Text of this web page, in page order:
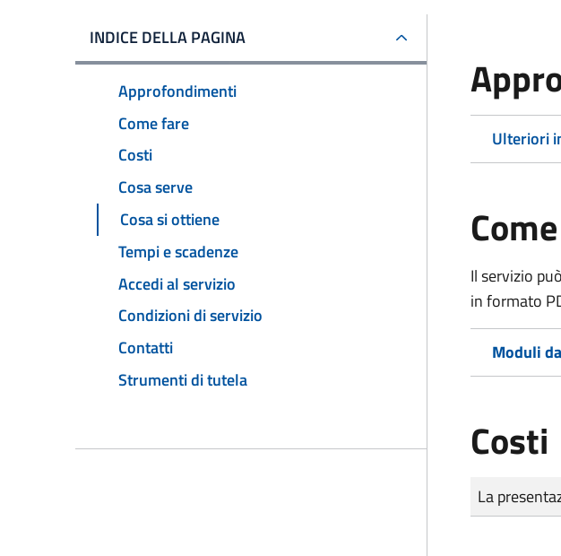
INDICE DELLA PAGINA
Approfondimenti
Come fare
Costi
Cosa serve
Cosa si ottiene
Tempi e scadenze
Accedi al servizio
Condizioni di servizio
Contatti
Strumenti di tutela
Ulteriori
Il servizio
in formato
Moduli
Costi
Tipo di
Importo
La